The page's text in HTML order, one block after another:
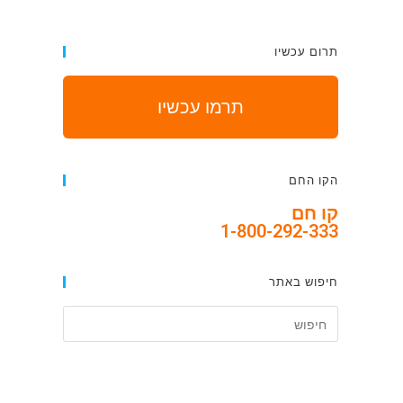
תרום עכשיו
תרמו עכשיו
הקו החם
קו חם
1-800-292-333
חיפוש באתר